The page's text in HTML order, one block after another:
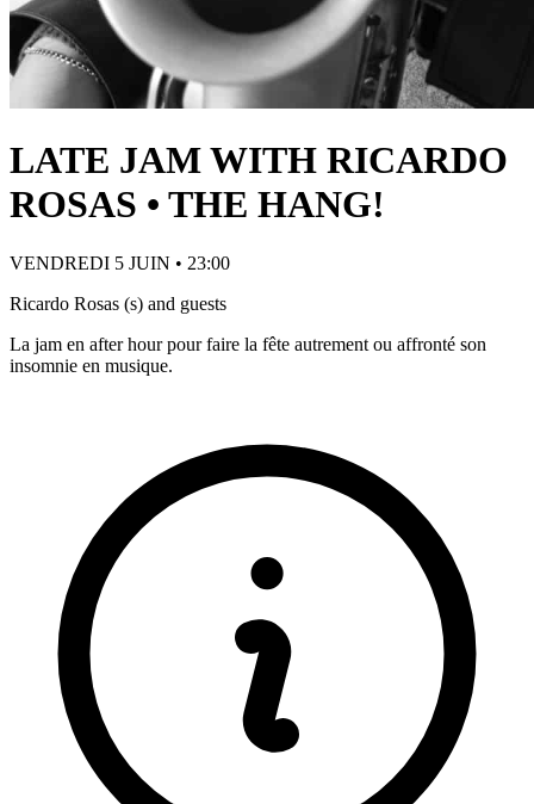
LATE JAM WITH RICARDO
ROSAS • THE HANG!
VENDREDI 5 JUIN • 23:00
Ricardo Rosas (s) and guests
La jam en after hour pour faire la fête autrement ou affronté son
insomnie en musique.